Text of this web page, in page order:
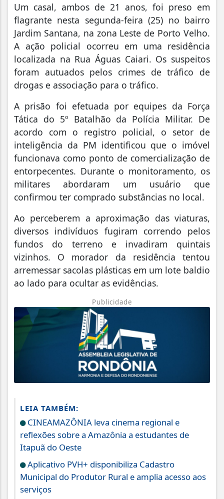
Um casal, ambos de 21 anos, foi preso em
flagrante nesta segunda-feira (25) no bairro
Jardim Santana, na zona Leste de Porto Velho.
A ação policial ocorreu em uma residência
localizada na Rua Águas Caiari. Os suspeitos
foram autuados pelos crimes de tráfico de
drogas e associação para o tráfico.
A prisão foi efetuada por equipes da Força
Tática do 5º Batalhão da Polícia Militar. De
acordo com o registro policial, o setor de
inteligência da PM identificou que o imóvel
funcionava como ponto de comercialização de
entorpecentes. Durante o monitoramento, os
militares abordaram um usuário que
confirmou ter comprado substâncias no local.
Ao perceberem a aproximação das viaturas,
diversos indivíduos fugiram correndo pelos
fundos do terreno e invadiram quintais
vizinhos. O morador da residência tentou
arremessar sacolas plásticas em um lote baldio
ao lado para ocultar as evidências.
Publicidade
LEIA TAMBÉM:
CINEAMAZÔNIA leva cinema regional e
reflexões sobre a Amazônia a estudantes de
Itapuã do Oeste
Aplicativo PVH+ disponibiliza Cadastro
Municipal do Produtor Rural e amplia acesso aos
serviços